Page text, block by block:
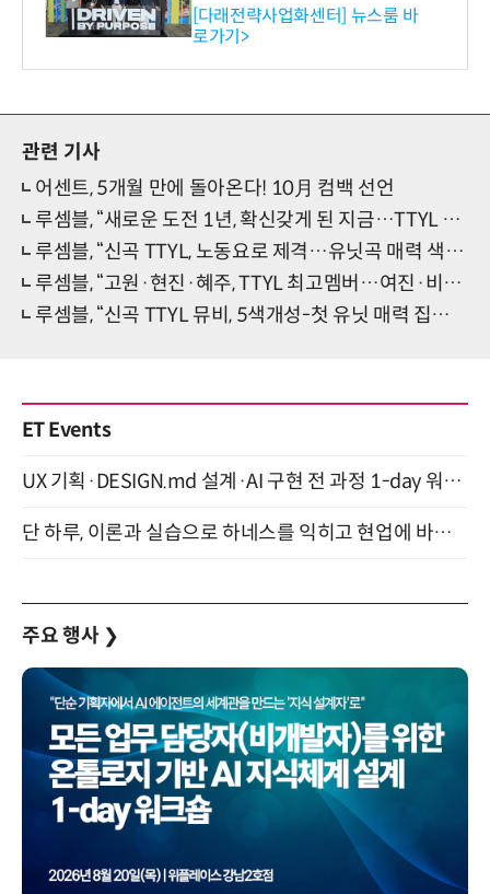
와의 비즈니스 미팅 지원…K
-바이오 해외 진출 교두보 확
보
[다래전략사업화센터] 뉴스룸 바
로가기>
관련 기사
어센트, 5개월 만에 돌아온다! 10月 컴백 선언
루셈블, “새로운 도전 1년, 확신갖게 된 지금…TTYL 자신있어”(인터뷰④)
루셈블, “신곡 TTYL, 노동요로 제격…유닛곡 매력 색달라”(인터뷰③)
루셈블, “고원·현진·혜주, TTYL 최고멤버…여진·비비 성장면모”(인터뷰②)
루셈블, “신곡 TTYL 뮤비, 5색개성-첫 유닛 매력 집중”(인터뷰①)
ET Events
UX 기획·DESIGN.md 설계·AI 구현 전 과정 1-day 워크숍 with Claude Code·Codex 9월 15일 개최
단 하루, 이론과 실습으로 하네스를 익히고 현업에 바로 쓰는 핸즈온 워크숍 (8/20)
주요 행사 ❯